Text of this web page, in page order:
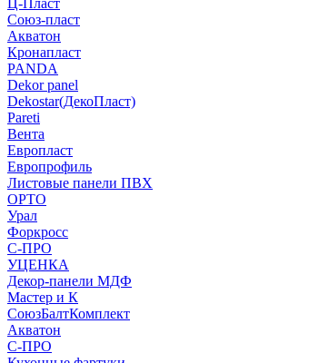
Ц-Пласт
Союз-пласт
Акватон
Кронапласт
PANDA
Dekor panel
Dekostar(ДекоПласт)
Pareti
Вента
Европласт
Европрофиль
Листовые панели ПВХ
ОРТО
Урал
Форкросс
С-ПРО
УЦЕНКА
Декор-панели МДФ
Мастер и К
СоюзБалтКомплект
Акватон
С-ПРО